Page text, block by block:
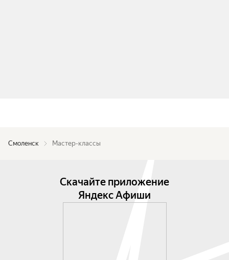
Смоленск Мастер-классы
Скачайте приложение
Яндекс Афиши